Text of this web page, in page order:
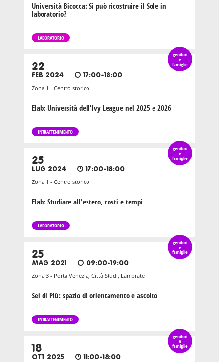
Università Bicocca: Si può ricostruire il Sole in
laboratorio?
LABORATORIO
genitori
e
famiglie
22
FEB 2024 17:00-18:00
Zona 1 - Centro storico
Elab: Università dell’Ivy League nel 2025 e 2026
INTRATTENIMENTO
genitori
e
famiglie
25
LUG 2024 17:00-18:00
Zona 1 - Centro storico
Elab: Studiare all'estero, costi e tempi
LABORATORIO
genitori
e
famiglie
25
MAG 2021 09:00-19:00
Zona 3 - Porta Venezia, Città Studi, Lambrate
Sei di Più: spazio di orientamento e ascolto
INTRATTENIMENTO
genitori
e
famiglie
18
OTT 2025 11:00-18:00